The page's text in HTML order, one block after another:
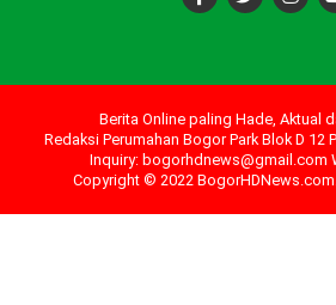
Berita Online paling Hade, Aktual
Redaksi Perumahan Bogor Park Blok D 12
Inquiry: bogorhdnews@gmail.com
Copyright © 2022